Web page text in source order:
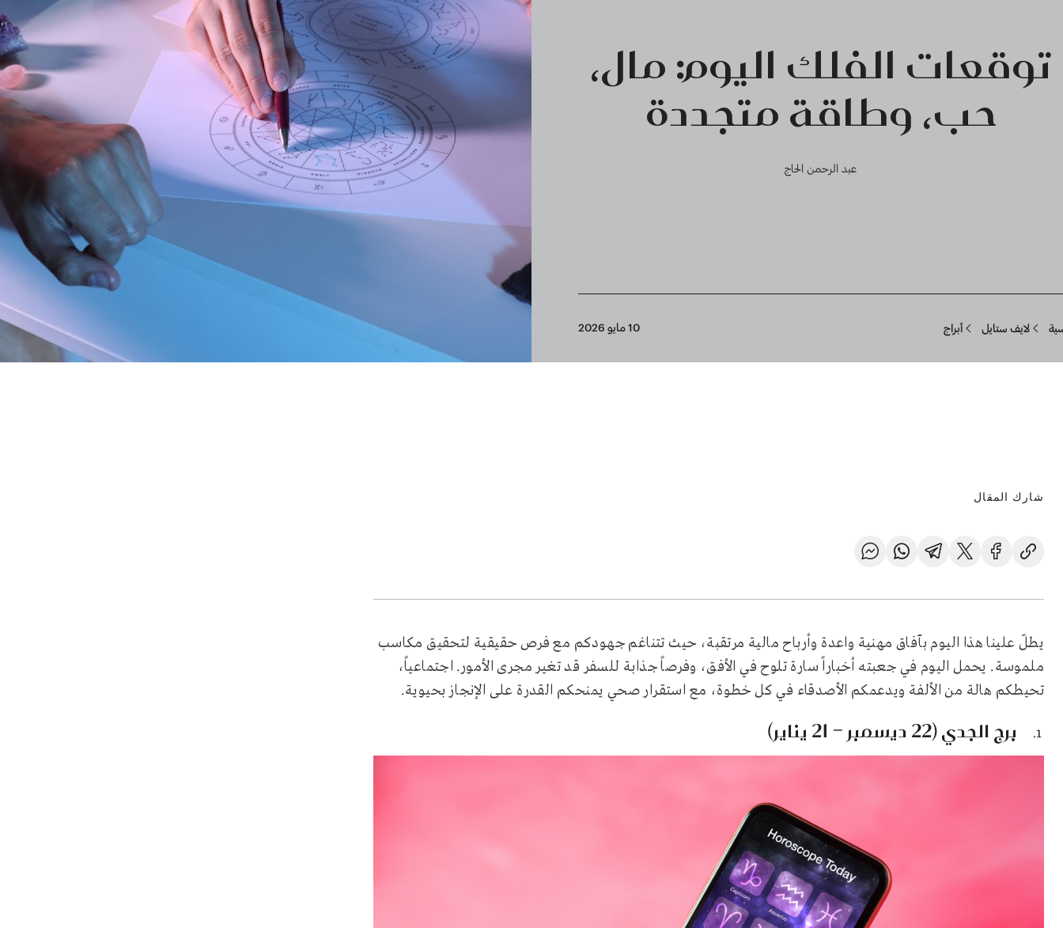
توقعات الفلك اليوم: مال،
حب، وطاقة متجددة
عبد الرحمن الحاج
لايف ستايل أبراج 10 مايو 2026
شارك المقال
يطلّ علينا هذا اليوم بآفاق مهنية واعدة وأرباح مالية مرتقبة، حيث تتناغم جهودكم مع فرص حقيقية لتحقيق مكاسب
ملموسة. يحمل اليوم في جعبته أخباراً سارة تلوح في الأفق، وفرصاً جذابة للسفر قد تغير مجرى الأمور. اجتماعياً،
تحيطكم هالة من الألفة ويدعمكم الأصدقاء في كل خطوة، مع استقرار صحي يمنحكم القدرة على الإنجاز بحيوية.
برج الجدي (22 ديسمبر – 21 يناير)